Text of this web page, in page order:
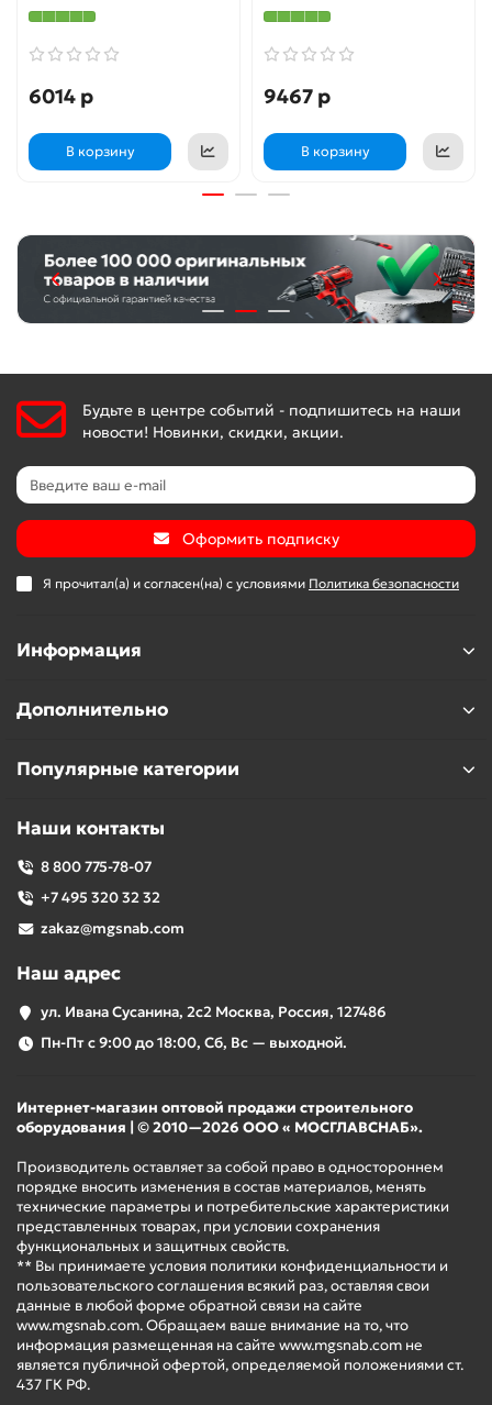
6014 р
В корзину
9467 р
В корзину
Будьте в центре событий - подпишитесь на наши
новости! Новинки, скидки, акции.
Оформить подписку
Я прочитал(а) и согласен(на) с условиями Политика безопасности
Информация
Дополнительно
Популярные категории
Наши контакты
8 800 775-78-07
+7 495 320 32 32
zakaz@mgsnab.com
Наш адрес
ул. Ивана Сусанина, 2с2 Москва, Россия, 127486
Пн-Пт с 9:00 до 18:00, Сб, Вс — выходной.
Интернет-магазин оптовой продажи строительного
оборудования | © 2010—2026 ООО « МОСГЛАВСНАБ».
Производитель оставляет за собой право в одностороннем
порядке вносить изменения в состав материалов, менять
технические параметры и потребительские характеристики
представленных товарах, при условии сохранения
функциональных и защитных свойств.
** Вы принимаете условия политики конфиденциальности и
пользовательского соглашения всякий раз, оставляя свои
данные в любой форме обратной связи на сайте
www.mgsnab.com. Обращаем ваше внимание на то, что
информация размещенная на сайте www.mgsnab.com не
является публичной офертой, определяемой положениями ст.
437 ГК РФ.